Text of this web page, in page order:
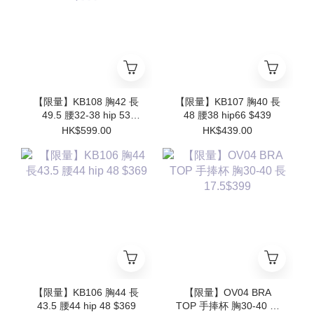
【限量】KB108 胸42 長
49.5 腰32-38 hip 53
$599
HK$599.00
【限量】KB107 胸40 長
48 腰38 hip66 $439
HK$439.00
【限量】KB106 胸44 長
43.5 腰44 hip 48 $369
【限量】OV04 BRA
TOP 手捧杯 胸30-40 長